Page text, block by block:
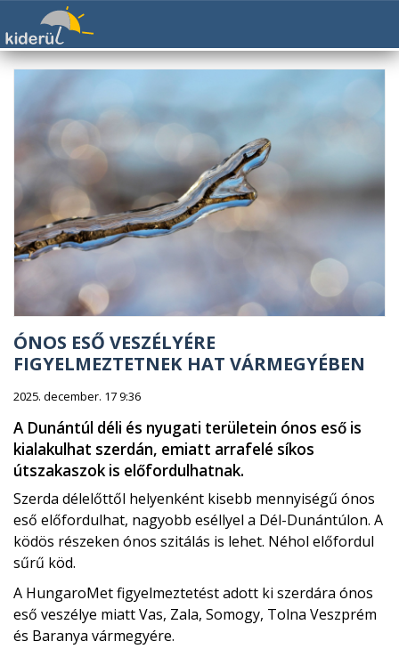
ÓNOS ESŐ VESZÉLYÉRE
FIGYELMEZTETNEK HAT VÁRMEGYÉBEN
2025. december. 17 9:36
A Dunántúl déli és nyugati területein ónos eső is
kialakulhat szerdán, emiatt arrafelé síkos
útszakaszok is előfordulhatnak.
Szerda délelőttől helyenként kisebb mennyiségű ónos
eső előfordulhat, nagyobb eséllyel a Dél-Dunántúlon. A
ködös részeken ónos szitálás is lehet. Néhol előfordul
sűrű köd.
A HungaroMet figyelmeztetést adott ki szerdára ónos
eső veszélye miatt Vas, Zala, Somogy, Tolna Veszprém
és Baranya vármegyére.